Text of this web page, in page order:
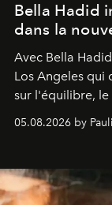
Bella Hadid
dans la
Avec Bella
Los Angeles qui
sur l'équilibre,
05.08.2026 by